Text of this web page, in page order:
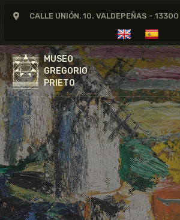
CALLE UNIÓN, 10. VALDEPEÑAS - 13300
MUSEO
GREGORIO
PRIETO
MUSEO
GREGORIO
PRIETO
GREGORIO PRIETO
MUSEO
ARCHIVO
CERTAMEN DE DIBUJO
FUNDACIÓN
TIENDA
NOTICIAS